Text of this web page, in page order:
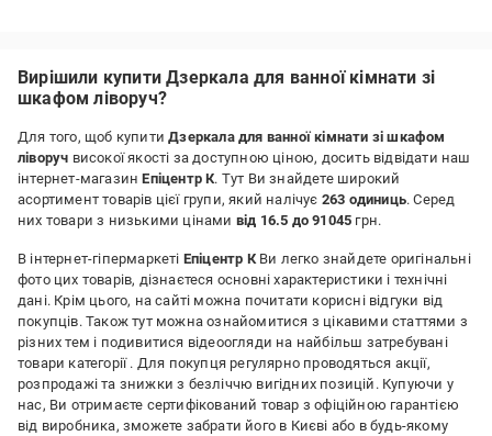
Вирішили купити Дзеркала для ванної кімнати зі
шкафом ліворуч?
Для того, щоб купитиДзеркала для ванної кімнати зі шкафом
ліворуч високої якості за доступною ціною, досить відвідати наш
інтернет-магазинЕпіцентр К. Тут Ви знайдете широкий
асортимент товарів цієї групи, який налічує 263 одиниць. Серед
них товари з низькими цінами від 16.5 до 91045 грн.
В інтернет-гіпермаркеті Епіцентр КВи легко знайдете оригінальні
фото цих товарів, дізнаєтеся основні характеристики і технічні
дані. Крім цього, на сайті можна почитати корисні відгуки від
покупців. Також тут можна ознайомитися з цікавими статтями з
різних тем і подивитися відеоогляди на найбільш затребувані
товари категорії . Для покупця регулярно проводяться акції,
розпродажі та знижки з безліччю вигідних позицій. Купуючи у
нас, Ви отримаєте сертифікований товар з офіційною гарантією
від виробника, зможете забрати його в Києві або в будь-якому